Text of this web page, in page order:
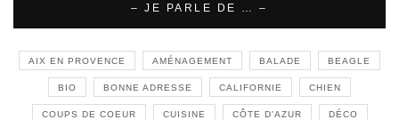
– JE PARLE DE … –
AIX EN PROVENCE AMÉNAGEMENT BALADE BEAGLE
BIO BONNE ADRESSE CALIFORNIE CHIEN
COUPS DE COEUR CUISINE CÔTE D'AZUR DÉCO